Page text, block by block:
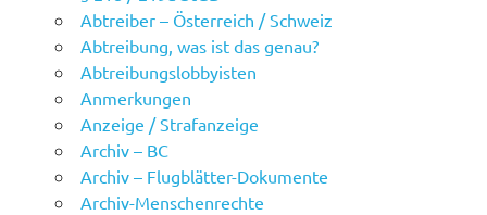
Abtreiber – Österreich / Schweiz
Abtreibung, was ist das genau?
Abtreibungslobbyisten
Anmerkungen
Anzeige / Strafanzeige
Archiv – BC
Archiv – Flugblätter-Dokumente
Archiv-Menschenrechte